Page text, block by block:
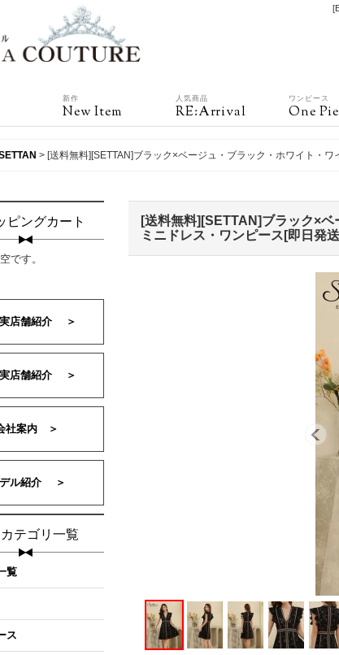
新作
New Item
人気商品
RE:Arrival
ワンピース
One
> [送料無料][SETTAN]ブラック×ベージュ・ブラック・ホワイト・
ピングカート
です。
店舗紹介 ＞
店舗紹介 ＞
社案内 ＞
ル紹介 ＞
テゴリ一覧
覧
ス
[送料無料][SETTAN]ブラック×ベ
ミニドレス・ワンピース[即日発